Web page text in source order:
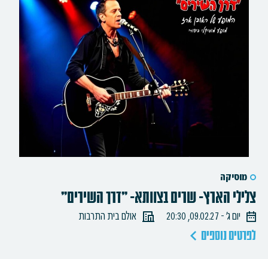
מוסיקה
צלילי הארץ- שרים בצוותא- "דרך השירים"
יום ג׳ - 09.02.27, 20:30 אולם בית התרבות
לפרטים נוספים